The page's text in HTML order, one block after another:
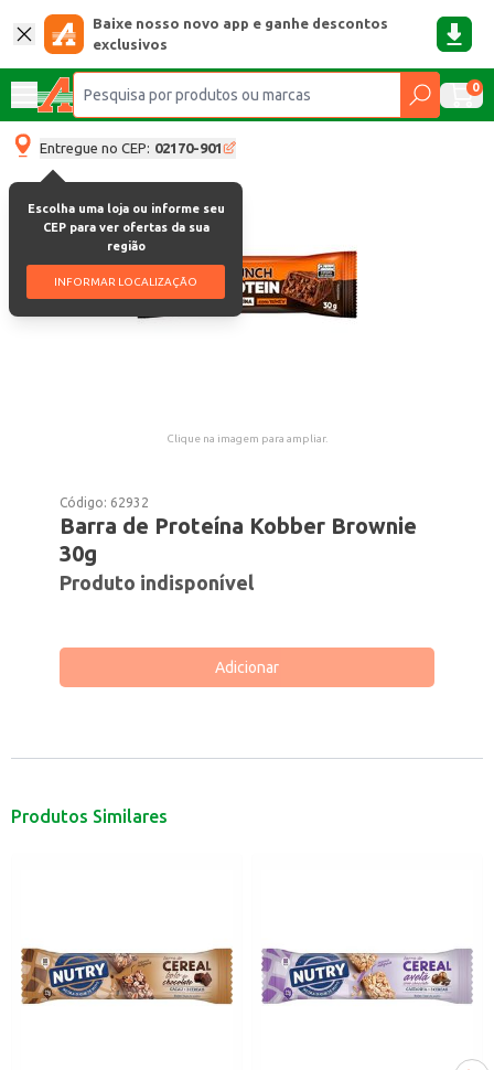
Baixe nosso novo app e ganhe descontos
exclusivos
0
Entregue no CEP: 02170-901
Escolha uma loja ou informe seu
CEP para ver ofertas da sua
região
INFORMAR LOCALIZAÇÃO
Clique na imagem para ampliar.
Código: 62932
Barra de Proteína Kobber Brownie
30g
Produto indisponível
Adicionar
Produtos Similares